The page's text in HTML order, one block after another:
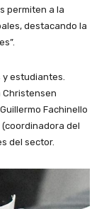
permiten a la
destacando la
y estudiantes.
Christensen
Fachinello
(coordinadora del
del sector.